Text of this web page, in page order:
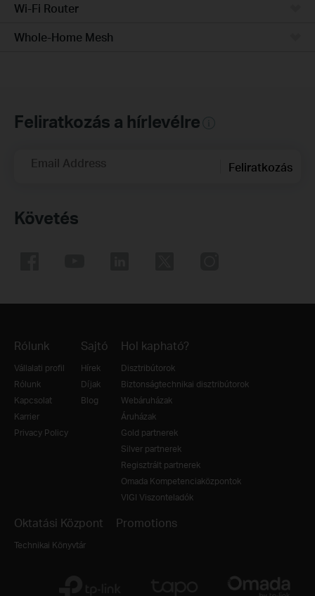
Wi-Fi Router
Whole-Home Mesh
Feliratkozás a hírlevélre
Email Address Feliratkozás
Követés
Rólunk
Vállalati profil
Rólunk
Kapcsolat
Karrier
Privacy Policy
Sajtó
Hírek
Díjak
Blog
Hol kapható?
Disztribútorok
Biztonságtechnikai disztribútorok
Webáruházak
Áruházak
Gold partnerek
Silver partnerek
Regisztrált partnerek
Omada Kompetenciaközpontok
VIGI Viszonteladók
Oktatási Központ
Technikai Könyvtár
Promotions